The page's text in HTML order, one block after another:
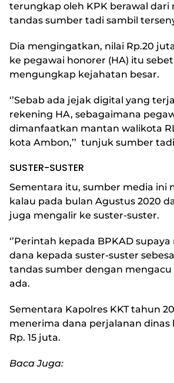
terungkap oleh KPK berawal dari
tandas sumber tadi sambil
Dia mengingatkan, nilai Rp.20
ke pegawai honorer (HA) itu
mengungkap kejahatan besar.
‘’Sebab ada jejak digital yang
rekening HA, sebagaimana
dimanfaatkan mantan walikota
kota Ambon,’’ tunjuk sumber
SUSTER-SUSTER
Sementara itu, sumber media ini
kalau pada bulan Agustus 2020
juga mengalir ke suster-suster.
‘’Perintah kepada BPKAD
dana kepada suster-suster
tandas sumber dengan mengacu
ada.
Sementara Kapolres KKT tahun
menerima dana perjalanan dinas
Rp. 15 juta.
Baca Juga: